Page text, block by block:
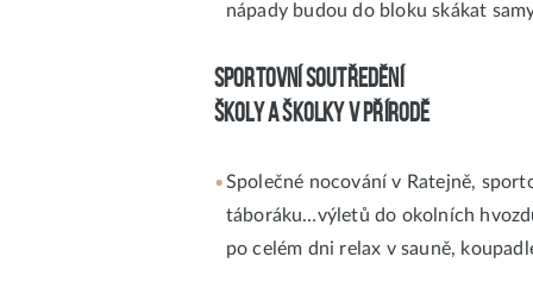
nápady budou do bloku skákat
SPORTOVNÍ SOUTŘEDĚNÍ
ŠKOLY a ŠKOLKY V PŘÍRODĚ
Společné nocování v Ratejně,
táboráku…výletů do okolních
po celém dni relax v sauně,